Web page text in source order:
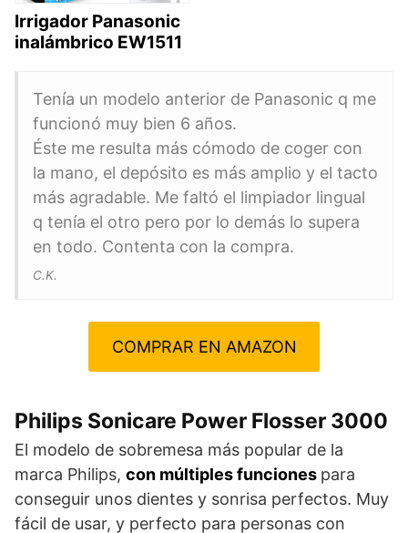
Irrigador Panasonic
inalámbrico EW1511
Tenía un modelo anterior de Panasonic q me
funcionó muy bien 6 años.
Éste me resulta más cómodo de coger con
la mano, el depósito es más amplio y el tacto
más agradable. Me faltó el limpiador lingual
q tenía el otro pero por lo demás lo supera
en todo. Contenta con la compra.
C.K.
COMPRAR EN AMAZON
Philips Sonicare Power Flosser 3000
El modelo de sobremesa más popular de la
marca Philips, con múltiples funciones para
conseguir unos dientes y sonrisa perfectos. Muy
fácil de usar, y perfecto para personas con